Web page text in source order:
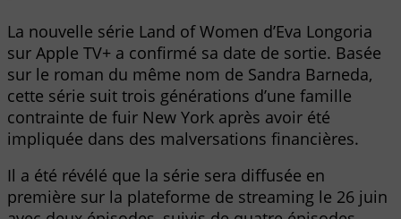
La nouvelle série Land of Women d’Eva Longoria
sur Apple TV+ a confirmé sa date de sortie. Basée
sur le roman du même nom de Sandra Barneda,
cette série suit trois générations d’une famille
contrainte de fuir New York après avoir été
impliquée dans des malversations financières.
Il a été révélé que la série sera diffusée en
première sur la plateforme de streaming le 26 juin